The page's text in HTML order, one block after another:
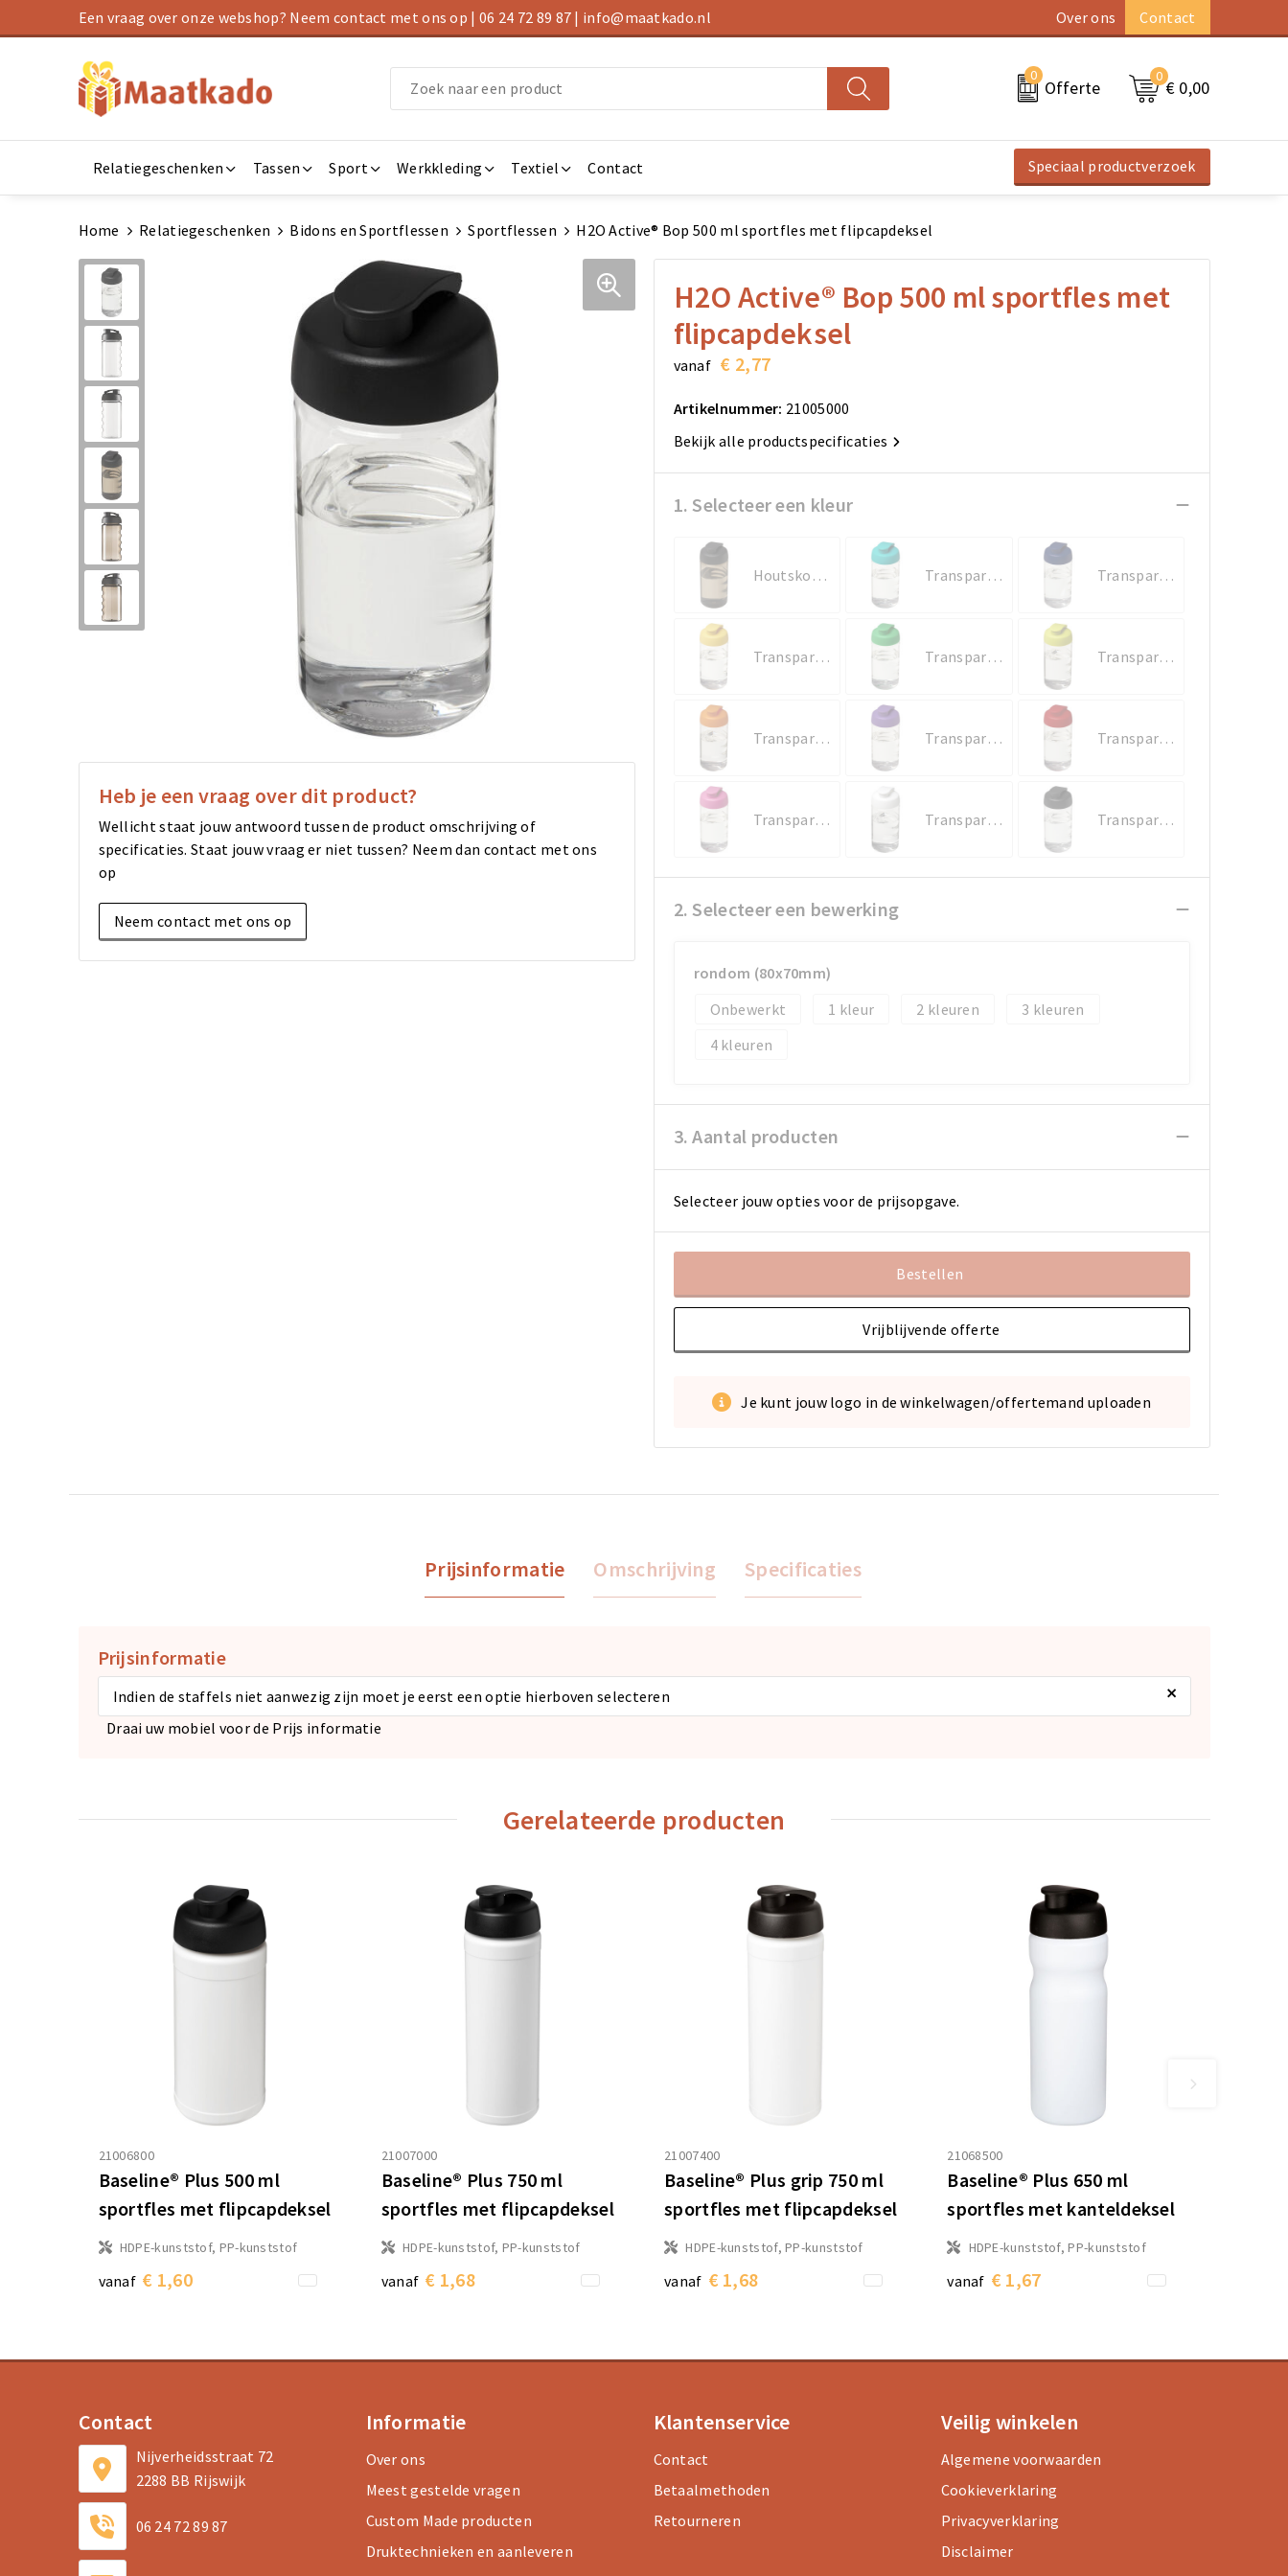
Een vraag over onze webshop? Neem contact met ons op | 06 24 72 89 87 | info@maatkado.nl Over ons Contact
0
Offerte
0
€ 0,00
Relatiegeschenken Tassen Sport Werkkleding Textiel Contact Speciaal productverzoek
Home Relatiegeschenken Bidons en Sportflessen Sportflessen H2O Active® Bop 500 ml sportfles met flipcapdeksel
Heb je een vraag over dit product?
Wellicht staat jouw antwoord tussen de product omschrijving of
specificaties. Staat jouw vraag er niet tussen? Neem dan contact met ons
op
Neem contact met ons op
H2O Active® Bop 500 ml sportfles met
flipcapdeksel
vanaf € 2,77
Artikelnummer: 21005000
Bekijk alle productspecificaties
1. Selecteer een kleur
Houtskool/Zwart Transparent/Aquablauw Transparent/Blauw
Transparent/Geel Transparent/Groen Transparent/Lime
Transparent/Oranje Transparent/Paars Transparent/Rood
Transparent/Roze Transparent/Wit Transparent/Zwart
2. Selecteer een bewerking
rondom (80x70mm)
Onbewerkt
1 2
3
4
3. Aantal producten
Selecteer jouw opties voor de prijsopgave.
Bestellen
Vrijblijvende offerte
Je kunt jouw logo in de winkelwagen/offertemand uploaden
Prijsinformatie Omschrijving Specificaties
Prijsinformatie
Indien de staffels niet aanwezig zijn moet je eerst een optie hierboven selecteren ×
Draai uw mobiel voor de Prijs informatie
Gerelateerde producten
21006800
Baseline® Plus 500 ml
sportfles met flipcapdeksel
HDPE-kunststof, PP-kunststof
vanaf € 1,60
21007000
Baseline® Plus 750 ml
sportfles met flipcapdeksel
HDPE-kunststof, PP-kunststof
vanaf € 1,68
21007400
Baseline® Plus grip 750 ml
sportfles met flipcapdeksel
HDPE-kunststof, PP-kunststof
vanaf € 1,68
21068500
Baseline® Plus 650 ml
sportfles met kanteldeksel
HDPE-kunststof, PP-kunststof
vanaf € 1,67
Contact
Nijverheidsstraat 72
2288 BB Rijswijk
06 24 72 89 87
Informatie
Over ons
Meest gestelde vragen
Custom Made producten
Druktechnieken en aanleveren
Klantenservice
Contact
Betaalmethoden
Retourneren
Veilig winkelen
Algemene voorwaarden
Cookieverklaring
Privacyverklaring
Disclaimer